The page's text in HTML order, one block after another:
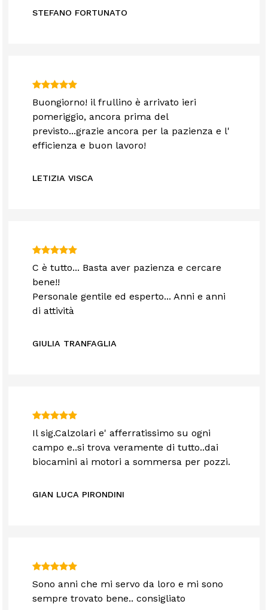
STEFANO FORTUNATO
Buongiorno! il frullino è arrivato ieri
pomeriggio, ancora prima del
previsto...grazie ancora per la pazienza e l'
efficienza e buon lavoro!
LETIZIA VISCA
C è tutto... Basta aver pazienza e cercare
bene!!
Personale gentile ed esperto... Anni e anni
di attività
GIULIA TRANFAGLIA
Il sig.Calzolari e' afferratissimo su ogni
campo e..si trova veramente di tutto..dai
biocamini ai motori a sommersa per pozzi.
GIAN LUCA PIRONDINI
Sono anni che mi servo da loro e mi sono
sempre trovato bene.. consigliato